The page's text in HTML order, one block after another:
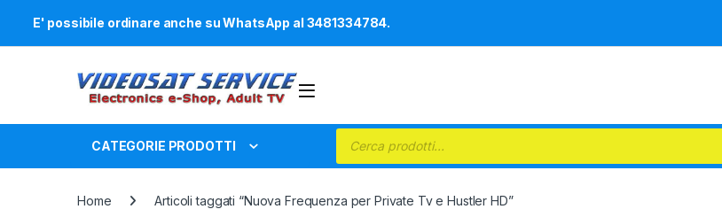
E' possibile ordinare anche su WhatsApp al 3481334784.
CATEGORIE PRODOTTI
Products search
Home Articoli taggati “Nuova Frequenza per Private Tv e Hustler HD”